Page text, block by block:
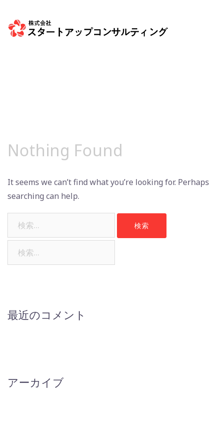
content
Nothing Found
It seems we can’t find what you’re looking for. Perhaps
searching can help.
最近のコメント
アーカイブ